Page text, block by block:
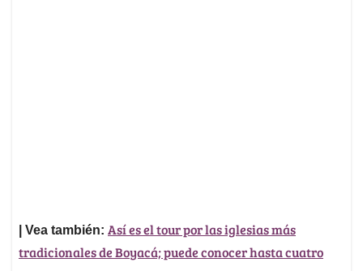
| Vea también: Así es el tour por las iglesias más
tradicionales de Boyacá; puede conocer hasta cuatro